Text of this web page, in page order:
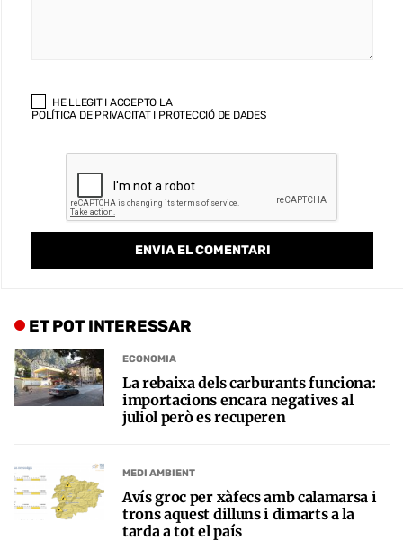
HE LLEGIT I ACCEPTO LA
POLÍTICA DE PRIVACITAT I PROTECCIÓ DE DADES
ET POT INTERESSAR
ECONOMIA
La rebaixa dels carburants funciona:
importacions encara negatives al
juliol però es recuperen
MEDI AMBIENT
Avís groc per xàfecs amb calamarsa i
trons aquest dilluns i dimarts a la
tarda a tot el país